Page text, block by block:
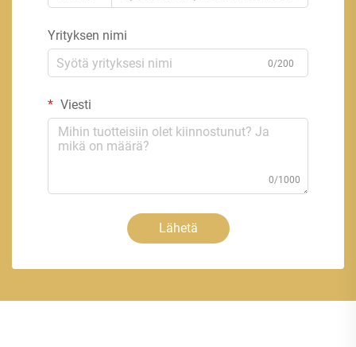
Yrityksen nimi
0/200
Viesti
0/1000
Lähetä